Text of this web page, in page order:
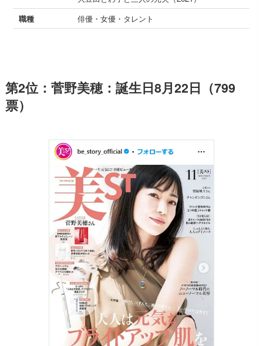
職種
俳優・女優・タレント
第2位：菅野美穂：誕生日8月22日（799
票）